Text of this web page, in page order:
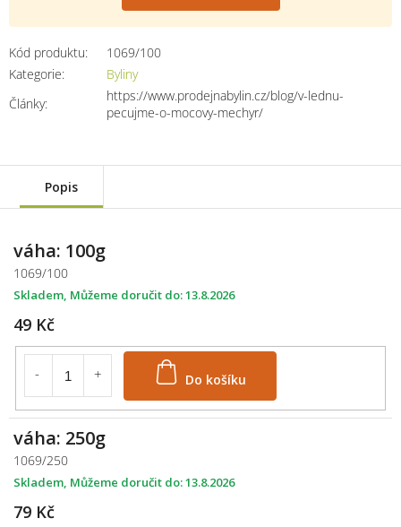
Kód produktu:
1069/100
Kategorie:
Byliny
Články:
https://www.prodejnabylin.cz/blog/v-lednu-
pecujme-o-mocovy-mechyr/
Popis
váha: 100g
1069/100
49 Kč
Do košíku
Skladem 13.8.2026
váha: 250g
1069/250
79 Kč
Skladem 13.8.2026